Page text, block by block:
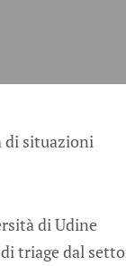
di situazioni
di Udine
triage dal